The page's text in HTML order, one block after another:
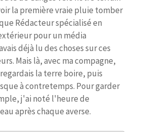
la première vraie pluie tomber
Rédacteur spécialisé en
pour un média
déjà lu des choses sur ces
Mais là, avec ma compagne,
la terre boire, puis
à contretemps. Pour garder
j'ai noté l'heure de
après chaque averse.